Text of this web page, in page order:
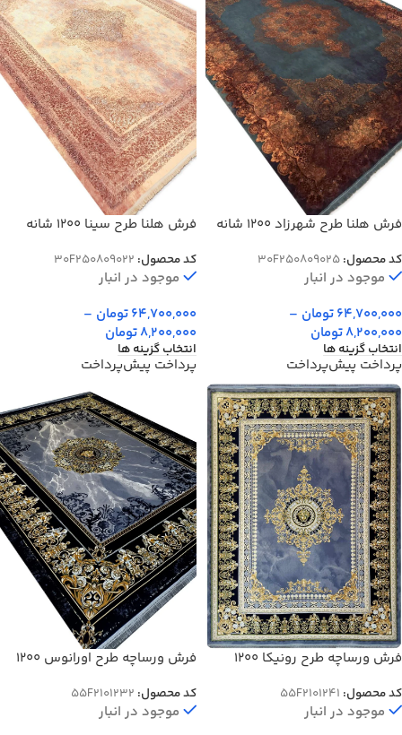
فرش هلنا طرح شهرزاد 1200 شانه
809025
کد محصول:30F250809025
موجود در انبار
64,700,000تومان –
8,200,000تومان
انتخاب گزینه ها
پرداخت پیش‌پرداخت
فرش هلنا طرح سینا 1200 شانه
کد محصول: 30F250809022
موجود در انبار
64,700,000تومان –
8,200,000تومان
انتخاب گزینه ها
پرداخت پیش‌پرداخت
فرش ورساچه طرح رونیکا 1200
1241
کد محصول: 55F2101241
موجود در انبار
فرش ورساچه طرح اورانوس 1200
کد محصول: 55F2101232
موجود در انبار